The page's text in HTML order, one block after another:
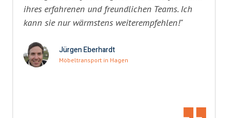
ihres erfahrenen und freundlichen Teams. Ich
kann sie nur wärmstens weiterempfehlen!"
Jürgen Eberhardt
Möbeltransport in Hagen